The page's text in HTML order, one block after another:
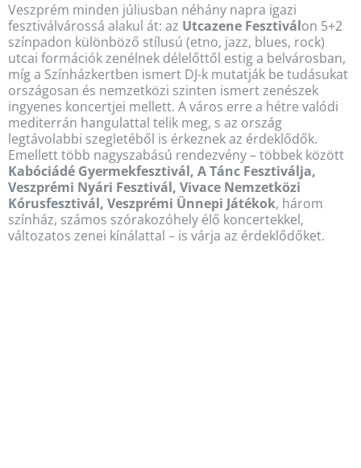
Veszprém minden júliusban néhány napra igazi
fesztiválvárossá alakul át: az Utcazene Fesztiválon 5+2
színpadon különböző stílusú (etno, jazz, blues, rock)
utcai formációk zenélnek délelőttől estig a belvárosban,
míg a Színházkertben ismert DJ-k mutatják be tudásukat
országosan és nemzetközi szinten ismert zenészek
ingyenes koncertjei mellett. A város erre a hétre valódi
mediterrán hangulattal telik meg, s az ország
legtávolabbi szegletéből is érkeznek az érdeklődők.
Emellett több nagyszabású rendezvény – többek között
Kabóciádé Gyermekfesztivál, A Tánc Fesztiválja,
Veszprémi Nyári Fesztivál, Vivace Nemzetközi
Kórusfesztivál, Veszprémi Ünnepi Játékok, három
színház, számos szórakozóhely élő koncertekkel,
változatos zenei kínálattal – is várja az érdeklődőket.